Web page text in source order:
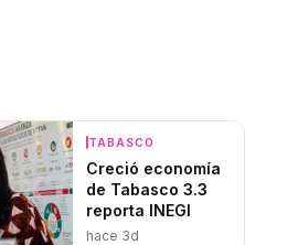
TABASCO
Creció economía
de Tabasco 3.3
reporta INEGI
hace 3d